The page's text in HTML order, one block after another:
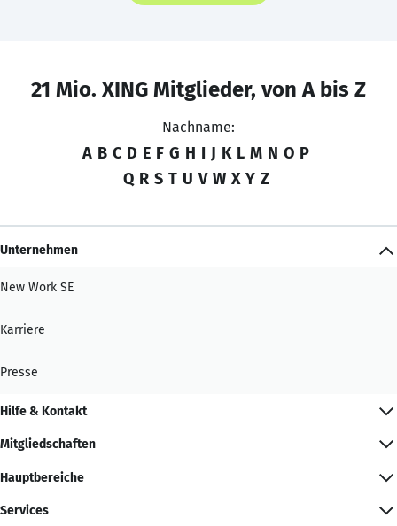
21 Mio. XING Mitglieder, von A bis Z
Nachname:
A B C D E F G H I J K L M N O P
Q R S T U V W X Y Z
Unternehmen
New Work SE
Karriere
Presse
Hilfe & Kontakt
Mitgliedschaften
Hauptbereiche
Services